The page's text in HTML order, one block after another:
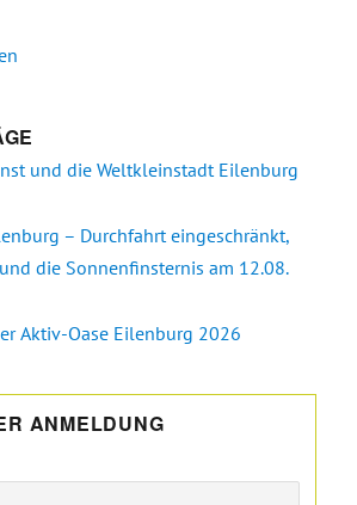
und die Weltkleinstadt Eilenburg
– Durchfahrt eingeschränkt,
die Sonnenfinsternis am 12.08.
Aktiv-Oase Eilenburg 2026
ANMELDUNG